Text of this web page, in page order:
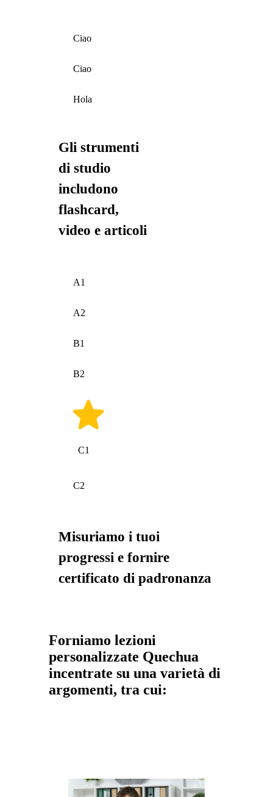
Ciao
Ciao
Hola
Gli strumenti
di studio
includono
flashcard,
video e articoli
A1
A2
B1
B2
C1
C2
Misuriamo i tuoi
progressi e fornire
certificato di padronanza
Forniamo lezioni
personalizzate Quechua
incentrate su una varietà di
argomenti, tra cui: